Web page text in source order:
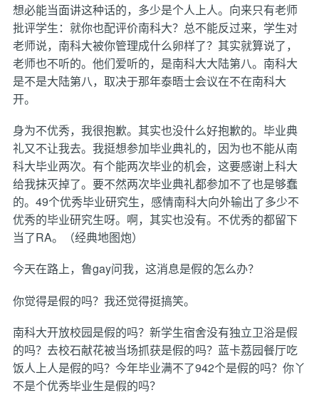
想必能当面讲这种话的，多少是个人上人。向来只有老师
批评学生：就你也配评价南科大？总不能反过来，学生对
老师说，南科大被你管理成什么卵样了？其实就算说了，
老师也不听的。他们爱听的，是南科大大陆第八。南科大
是不是大陆第八，取决于那年泰晤士会议在不在南科大
开。
身为不优秀，我很抱歉。其实也没什么好抱歉的。毕业典
礼又不让我去。我挺想参加毕业典礼的，因为也不能从南
科大毕业两次。有个能两次毕业的机会，这要感谢上科大
给我抹灭掉了。要不然两次毕业典礼都参加不了也是够蠢
的。49个优秀毕业研究生，感情南科大向外输出了多少不
优秀的毕业研究生呀。啊，其实也没有。不优秀的都留下
当了RA。（经典地图炮）
今天在路上，鲁gay问我，这消息是假的怎么办？
你觉得是假的吗？我还觉得挺搞笑。
南科大开放校园是假的吗？新学生宿舍没有独立卫浴是假
的吗？去校石献花被当场抓获是假的吗？蓝卡荔园餐厅吃
饭人上人是假的吗？今年毕业满不了942个是假的吗？你丫
不是个优秀毕业生是假的吗？